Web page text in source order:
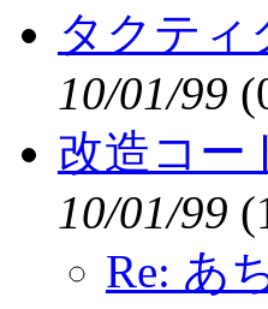
タクテ
10/01/99 (
改造コー
10/01/99 (
Re: あ